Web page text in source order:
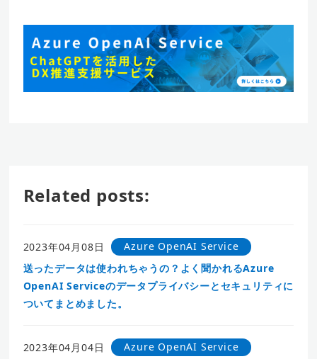
Related posts:
2023年04月08日
Azure OpenAI Service
送ったデータは使われちゃうの？よく聞かれるAzure
OpenAI Serviceのデータプライバシーとセキュリティに
ついてまとめました。
2023年04月04日
Azure OpenAI Service